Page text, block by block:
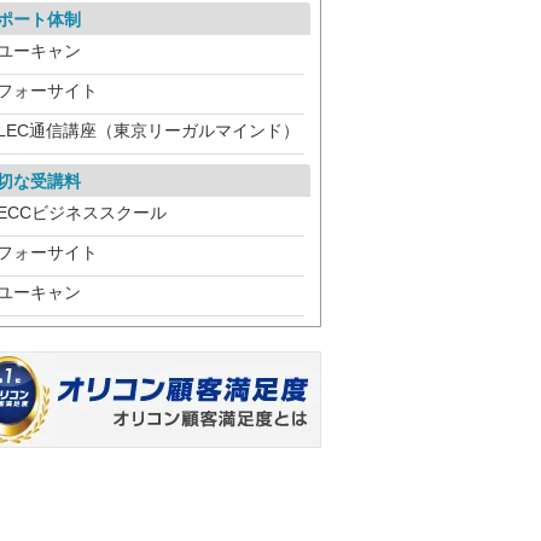
ート体制
ーキャン
ォーサイト
通信講座（東京リーガルマインド）
な受講料
ビジネススクール
ォーサイト
ーキャン